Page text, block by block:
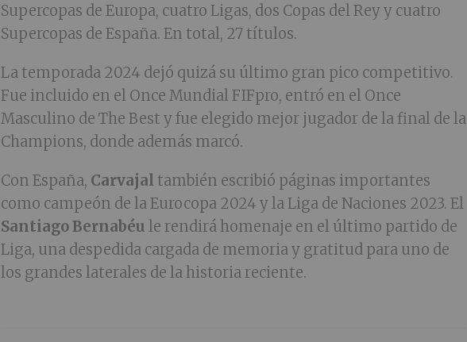
Supercopas de Europa, cuatro Ligas, dos Copas del Rey y cuatro
Supercopas de España. En total, 27 títulos.
La temporada 2024 dejó quizá su último gran pico competitivo.
Fue incluido en el Once Mundial FIFpro, entró en el Once
Masculino de The Best y fue elegido mejor jugador de la final de la
Champions, donde además marcó.
Con España, Carvajal también escribió páginas importantes
como campeón de la Eurocopa 2024 y la Liga de Naciones 2023. El
Santiago Bernabéu le rendirá homenaje en el último partido de
Liga, una despedida cargada de memoria y gratitud para uno de
los grandes laterales de la historia reciente.